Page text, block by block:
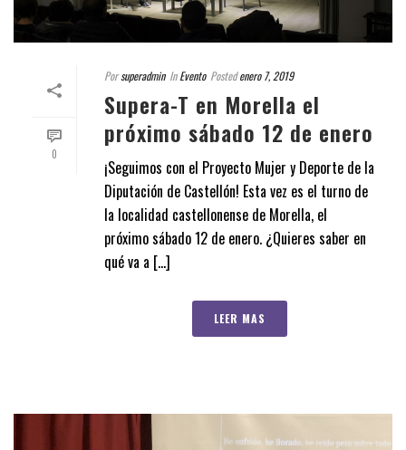
0
Porsuperadmin In Evento Posted enero 7, 2019
Supera-T en Morella el
próximo sábado 12 de enero
¡Seguimos con el Proyecto Mujer y Deporte de la
Diputación de Castellón! Esta vez es el turno de
la localidad castellonense de Morella, el
próximo sábado 12 de enero. ¿Quieres saber en
qué va a [...]
LEER MAS